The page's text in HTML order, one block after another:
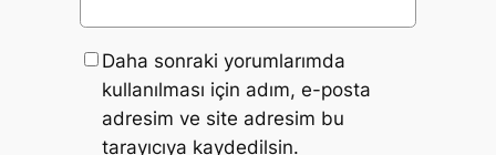
Daha sonraki yorumlarımda
kullanılması için adım, e-posta
adresim ve site adresim bu
tarayıcıya kaydedilsin.